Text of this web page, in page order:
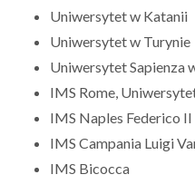
Uniwersytet w Katanii
Uniwersytet w Turynie
Uniwersytet Sapienza
IMS Rome,
IMS Naples Federico II
IMS Campania Luigi
IMS Bicocca